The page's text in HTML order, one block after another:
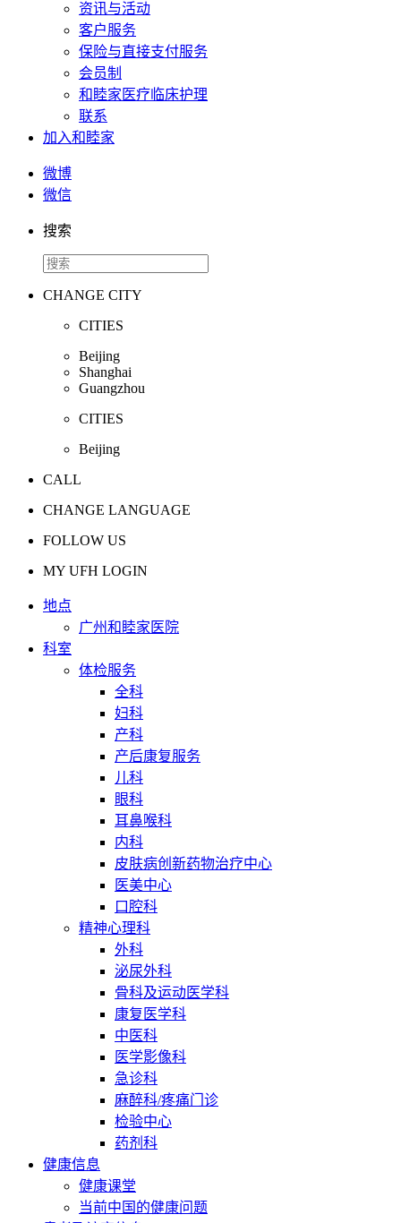
资讯与活动
客户服务
保险与直接支付服务
会员制
和睦家医疗临床护理
联系
加入和睦家
微博
微信
搜索
CHANGE CITY
CITIES
Beijing
Shanghai
Guangzhou
CITIES
Beijing
CALL
CHANGE LANGUAGE
FOLLOW US
MY UFH LOGIN
地点
广州和睦家医院
科室
体检服务
全科
妇科
产科
产后康复服务
儿科
眼科
耳鼻喉科
内科
皮肤病创新药物治疗中心
医美中心
口腔科
精神心理科
外科
泌尿外科
骨科及运动医学科
康复医学科
中医科
医学影像科
急诊科
麻醉科/疼痛门诊
检验中心
药剂科
健康信息
健康课堂
当前中国的健康问题